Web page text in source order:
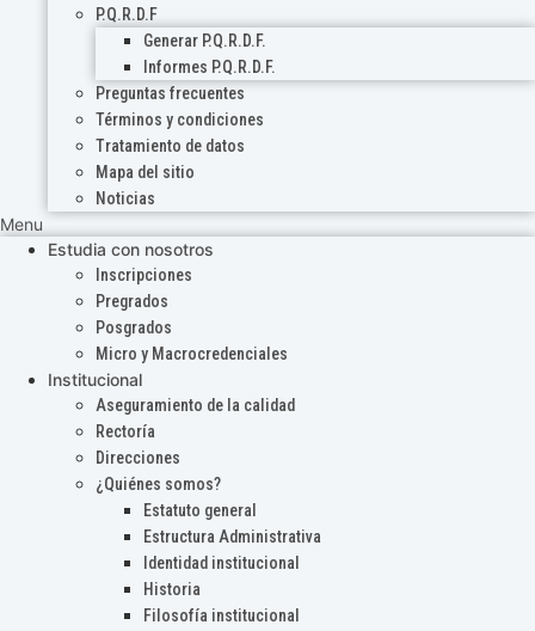
P.Q.R.D.F
Generar P.Q.R.D.F.
Informes P.Q.R.D.F.
Preguntas frecuentes
Términos y condiciones
Tratamiento de datos
Mapa del sitio
Noticias
Menu
Estudia con nosotros
Inscripciones
Pregrados
Posgrados
Micro y Macrocredenciales
Institucional
Aseguramiento de la calidad
Rectoría
Direcciones
¿Quiénes somos?
Estatuto general
Estructura Administrativa
Identidad institucional
Historia
Filosofía institucional